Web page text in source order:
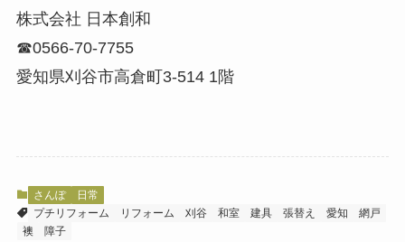
株式会社 日本創和
☎0566-70-7755
愛知県刈谷市高倉町3-514 1階
さんぽ
日常
プチリフォーム
リフォーム 刈谷 和室 建具 張替え 愛知
網戸
襖
障子